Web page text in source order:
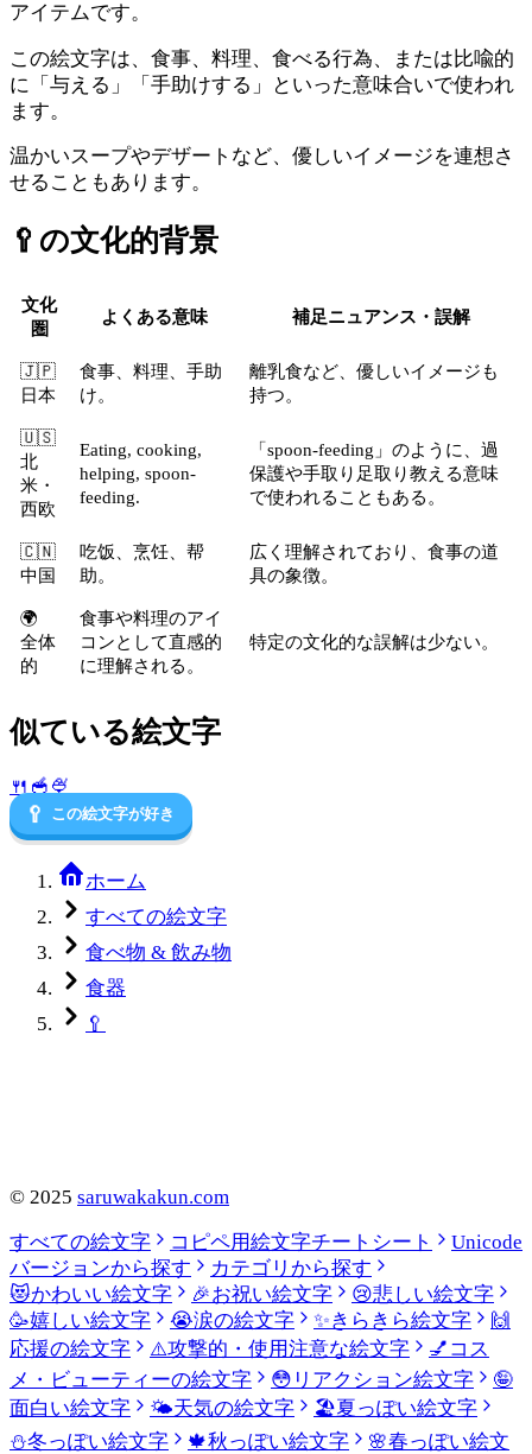
アイテムです。
この絵文字は、食事、料理、食べる行為、または比喩的
に「与える」「手助けする」といった意味合いで使われ
ます。
温かいスープやデザートなど、優しいイメージを連想さ
せることもあります。
🥄 の文化的背景
文化
圏
よくある意味 補足ニュアンス・誤解
🇯🇵
日本
食事、料理、手助
け。
離乳食など、優しいイメージも
持つ。
🇺🇸
北
米・
西欧
Eating, cooking,
helping, spoon-
feeding.
「spoon-feeding」のように、過
保護や手取り足取り教える意味
で使われることもある。
🇨🇳
中国
吃饭、烹饪、帮
助。
広く理解されており、食事の道
具の象徴。
🌍
全体
的
食事や料理のアイ
コンとして直感的
に理解される。
特定の文化的な誤解は少ない。
似ている絵文字
🍴 🥣 🍨
🥄 この絵文字が好き
ホーム
すべての絵文字
食べ物 & 飲み物
食器
🥄
© 2025 saruwakakun.com
すべての絵文字
コピペ用絵文字チートシート
Unicode
バージョンから探す
カテゴリから探す
😻かわいい絵文字 🎉お祝い絵文字 😢悲しい絵文字
🥳嬉しい絵文字 😭涙の絵文字 ✨きらきら絵文字
🙌
応援の絵文字
⚠️攻撃的・使用注意な絵文字 💅 コス
メ・ビューティーの絵文字
😳 リアクション絵文字
🤪
面白い絵文字
🌤️天気の絵文字 🏖️夏っぽい絵文字
⛄冬っぽい絵文字 🍁秋っぽい絵文字 🌸春っぽい絵文